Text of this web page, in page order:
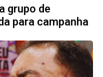
grupo de
para campanha